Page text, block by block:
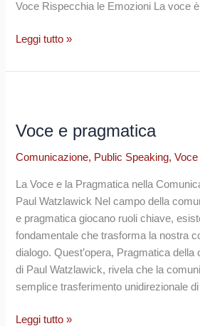
Voce Rispecchia le Emozioni La voce
Leggi tutto »
Voce e pragmatica
Comunicazione, Public Speaking,Voce
La Voce e la Pragmatica nella
Paul Watzlawick Nel campo della
e pragmatica giocano ruoli chiave,
fondamentale che trasforma la nostra
dialogo. Quest’opera, Pragmatica
di Paul Watzlawick, rivela che la
semplice trasferimento unidirezionale
pragmatica
Leggi tutto »